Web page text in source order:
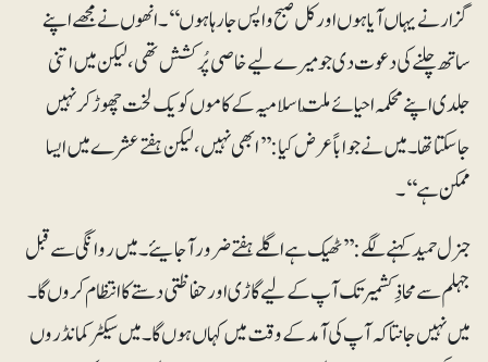
گزارنے یہاں آیا ہوں اور کل صبح واپس جا رہا ہوں‘‘۔ انھوں نے مجھے اپنے
ساتھ چلنے کی دعوت دی جو میرے لیے خاصی پُرکشش تھی، لیکن میں اتنی
جلدی اپنے محکمہ احیائے ملّت اسلامیہ کے کاموں کو یک لخت چھوڑ کر نہیں
جاسکتا تھا۔ میں نے جواباً عرض کیا: ’’ابھی نہیں، لیکن ہفتے عشرے میں ایسا
ممکن ہے‘‘۔
جنرل حمید کہنے لگے: ’’ٹھیک ہے اگلے ہفتے ضرور آجایئے۔ میں روانگی سے قبل
جہلم سے محاذِ کشمیر تک آپ کے لیے گاڑی اور حفاظتی دستے کا انتظام کروں گا۔
میں نہیں جانتا کہ آپ کی آمد کے وقت میں کہاں ہوں گا۔ میں سیکٹر کمانڈروں